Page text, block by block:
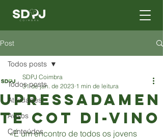
Post
Todos posts
Atividades
Avisos
Conteúdos
Todos posts
UPRESSADAMEN
TE COT DI-VINO
SDPJ Coimbra
31 de jan. de 2023 1 min de leitura
«É um encontro de todos os jovens